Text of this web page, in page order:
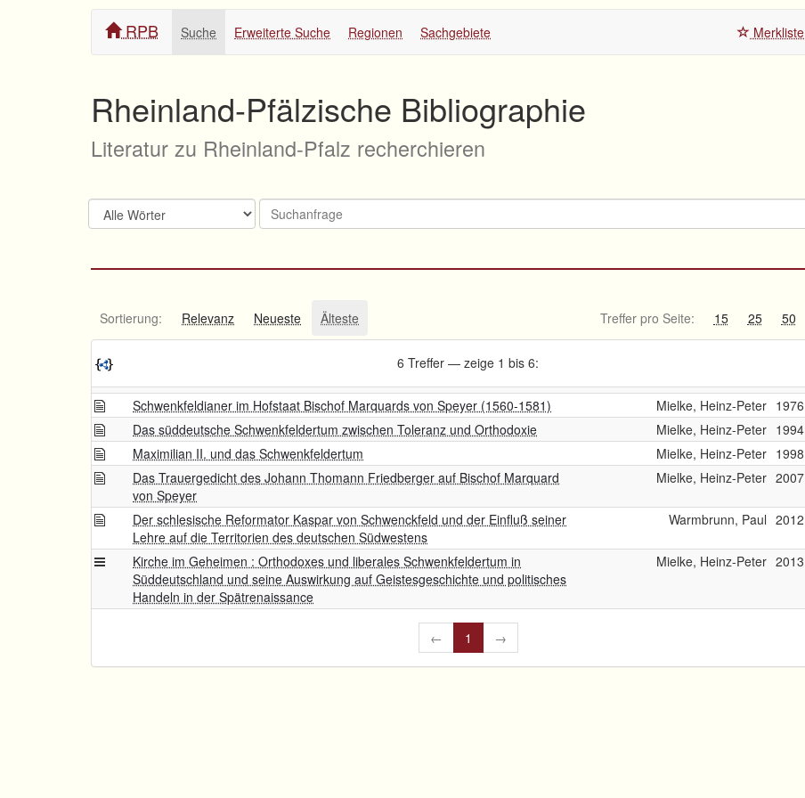
RPB Suche Erweiterte Suche Regionen Sachgebiete Merkliste
Rheinland-Pfälzische Bibliographie
Literatur zu Rheinland-Pfalz recherchieren
Sortierung: Relevanz Neueste Älteste Treffer pro Seite: 15 25 50
6 Treffer — zeige 1 bis 6:
Schwenkfeldianer im Hofstaat Bischof Marquards von Speyer (1560-1581) Mielke, Heinz-Peter 1976
Das süddeutsche Schwenkfeldertum zwischen Toleranz und Orthodoxie
Mielke, Heinz-Peter 1994
Maximilian II. und das Schwenkfeldertum
Mielke, Heinz-Peter 1998
Das Trauergedicht des Johann Thomann Friedberger auf Bischof Marquard
von Speyer
Mielke, Heinz-Peter 2007
Der schlesische Reformator Kaspar von Schwenckfeld und der Einfluß seiner
Lehre auf die Territorien des deutschen Südwestens
Warmbrunn, Paul 2012
Kirche im Geheimen : Orthodoxes und liberales Schwenkfeldertum in
Süddeutschland und seine Auswirkung auf Geistesgeschichte und politisches
Handeln in der Spätrenaissance
Mielke, Heinz-Peter 2013
← 1 →